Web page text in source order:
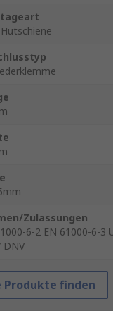
Zulassungen
6-2 EN 61000-6-3
DNV
Produkte finden